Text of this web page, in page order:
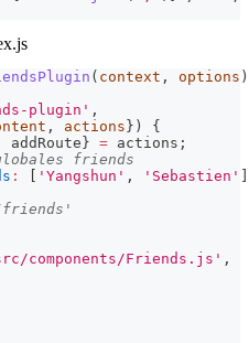
( context , options )
plugin' ,
, actions } )
{
addRoute } = actions ;
friends
: 'Yangshun' , 'Sebastien'
components/Friends.js' ,